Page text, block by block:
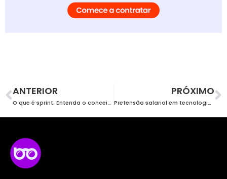
ANTERIOR
O que é sprint: Entenda o conceito e como aplicar no desenvolvimento ágil
PRÓXIMO
Pretensão salarial em tecnologia: uma análise sobre a disparidade entre gêneros